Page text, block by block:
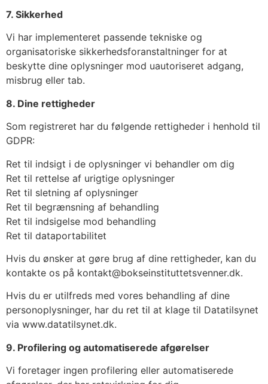
7. Sikkerhed
Vi har implementeret passende tekniske og
organisatoriske sikkerhedsforanstaltninger for at
beskytte dine oplysninger mod uautoriseret adgang,
misbrug eller tab.
8. Dine rettigheder
Som registreret har du følgende rettigheder i henhold til
GDPR:
Ret til indsigt i de oplysninger vi behandler om dig
Ret til rettelse af urigtige oplysninger
Ret til sletning af oplysninger
Ret til begrænsning af behandling
Ret til indsigelse mod behandling
Ret til dataportabilitet
Hvis du ønsker at gøre brug af dine rettigheder, kan du
kontakte os på kontakt@bokseinstituttetsvenner.dk.
Hvis du er utilfreds med vores behandling af dine
personoplysninger, har du ret til at klage til Datatilsynet
via www.datatilsynet.dk.
9. Profilering og automatiserede afgørelser
Vi foretager ingen profilering eller automatiserede